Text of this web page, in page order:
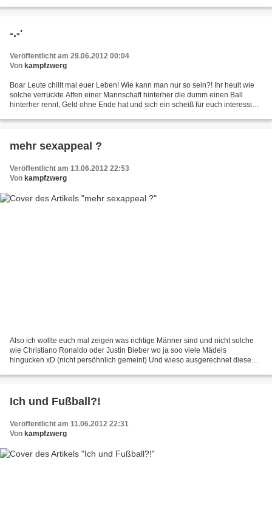
-.-'
Veröffentlicht am 29.06.2012 00:04
Von kampfzwerg
Boar Leute chillt mal euer Leben! Wie kann man nur so sein?! Ihr heult wie
solche verrückte Affen einer Mannschaft hinterher die dumm einen Ball
hinterher rennt, Geld ohne Ende hat und sich ein scheiß für euch interessiert
mehr sexappeal ?
Veröffentlicht am 13.06.2012 22:53
Von kampfzwerg
Also ich wollte euch mal zeigen was richtige Männer sind und nicht solche
wie Christiano Ronaldo oder Justin Bieber wo ja soo viele Mädels
hingucken xD (nicht persöhnlich gemeint) Und wieso ausgerechnet diese?
Ich und Fußball?!
Veröffentlicht am 11.06.2012 22:31
Von kampfzwerg